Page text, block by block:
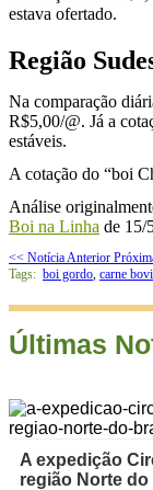
estava ofertado.
Região
Na comparação
R$5,00/@. Já a
estáveis.
A cotação do “boi
Análise
Boi na Linha de 15/
<< Notícia Anterior
Tags: boi gordo carne
Últimas
A expedição
região Norte do